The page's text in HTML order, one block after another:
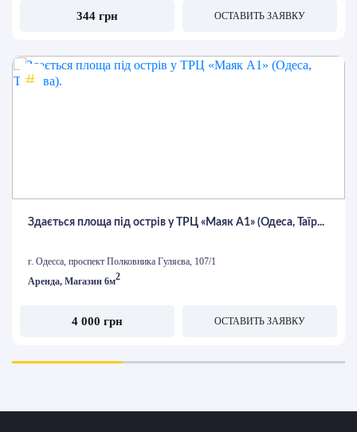
344 грн ОСТАВИТЬ ЗАЯВКУ
Здається площа під острів у ТРЦ «Маяк А1» (Одеса, Таїр...
г. Одесса, проспект Полковника Гуляєва, 107/1
Аренда, Магазин 6м2
4 000 грн ОСТАВИТЬ ЗАЯВКУ